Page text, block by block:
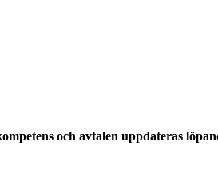
och avtalen uppdateras